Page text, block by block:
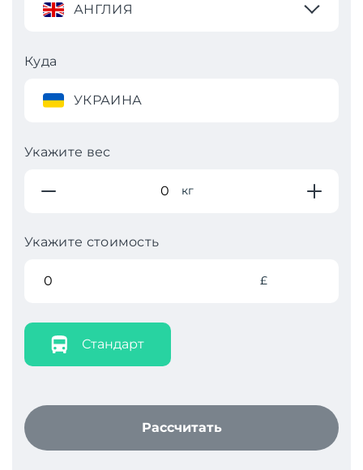
АНГЛИЯ
Куда
УКРАИНА
Укажите вес
кг
Укажите стоимость
£
Стандарт
Рассчитать